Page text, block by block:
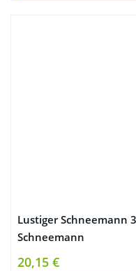
Lustiger Schneemann
Schneemann
20,15 €